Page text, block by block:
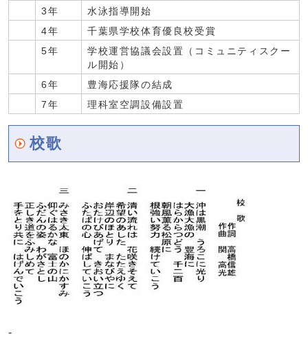
3年
水泳指導開始
4年
千葉県学校体育優良校受賞
5年
学校運営協議会設置（コミュニティスクー
ル開始）
6年
豊海応援隊の結成
7年
理科室空調設備設置
校歌
-